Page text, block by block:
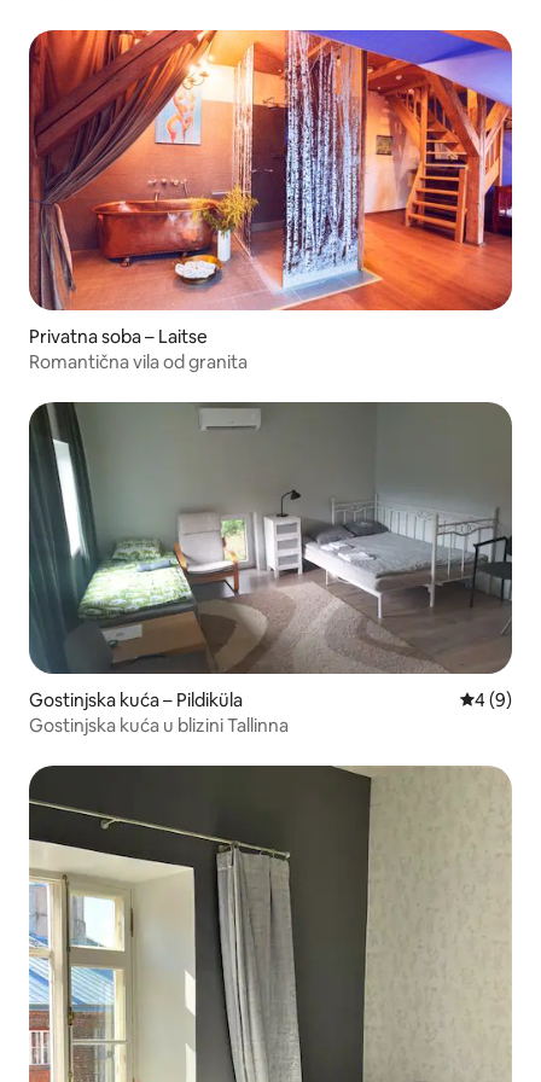
Privatna soba – Laitse
Romantična vila od granita
Gostinjska kuća – Pildiküla
4 (9)
Gostinjska kuća u blizini Tallinna